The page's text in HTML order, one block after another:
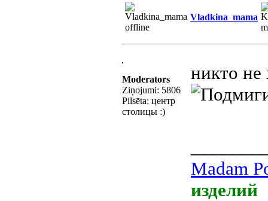
Vladkina_mama
Moderators
Ziņojumi: 5806
Pilsēta: центр
столицы :)
никто не
Madam
изделий